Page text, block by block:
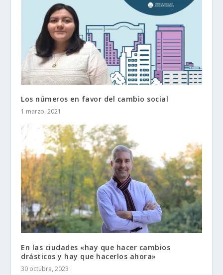
Los números en favor del cambio social
1 marzo, 2021
En las ciudades «hay que hacer cambios
drásticos y hay que hacerlos ahora»
30 octubre, 2023